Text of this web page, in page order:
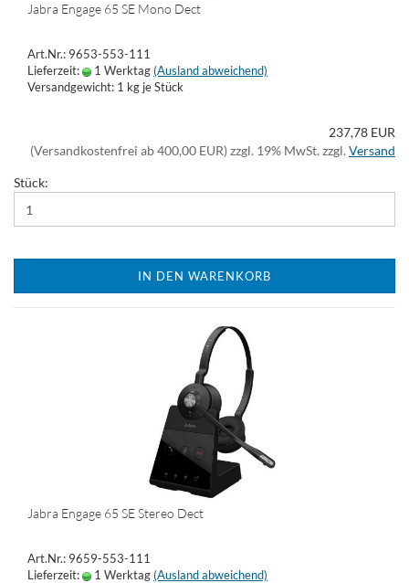
Jabra Engage 65 SE Mono Dect
Art.Nr.: 9653-553-111
Lieferzeit:
1 Werktag(Ausland abweichend)
Versandgewicht: 1 kg je Stück
237,78 EUR
(Versandkostenfrei ab 400,00 EUR) zzgl. 19% MwSt. zzgl. Versand
Stück:
IN DEN WARENKORB
Jabra Engage 65 SE Stereo Dect
Art.Nr.: 9659-553-111
Lieferzeit:
1 Werktag(Ausland abweichend)